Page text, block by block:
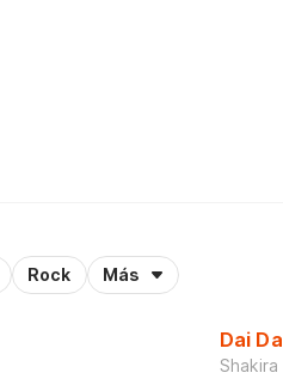
Rock Más
Dai
Shakira